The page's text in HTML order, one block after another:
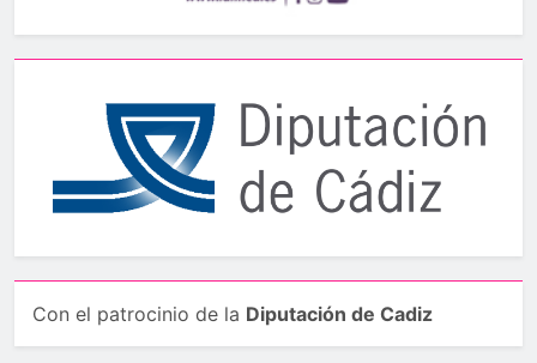
Con el patrocinio de la Diputación de Cadiz